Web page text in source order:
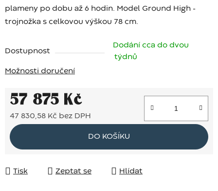
plameny po dobu až 6 hodin. Model Ground High -
trojnožka s celkovou výškou 78 cm.
Dostupnost
Dodání cca do dvou
týdnů
Možnosti doručení
57 875 Kč
47 830,58 Kč bez DPH
Měrná cena:
DO KOŠÍKU
Tisk Zeptat se Hlídat